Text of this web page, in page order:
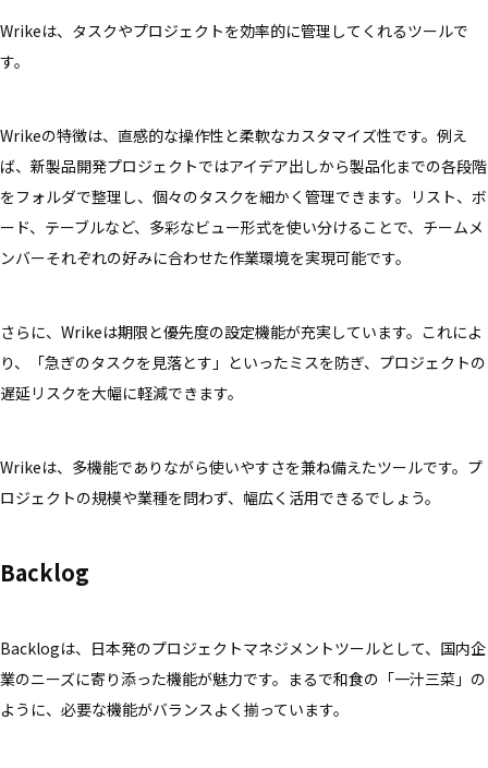
Wrikeは、タスクやプロジェクトを効率的に管理してくれるツールで
す。
Wrikeの特徴は、直感的な操作性と柔軟なカスタマイズ性です。例え
ば、新製品開発プロジェクトではアイデア出しから製品化までの各段階
をフォルダで整理し、個々のタスクを細かく管理できます。リスト、ボ
ード、テーブルなど、多彩なビュー形式を使い分けることで、チームメ
ンバーそれぞれの好みに合わせた作業環境を実現可能です。
さらに、Wrikeは期限と優先度の設定機能が充実しています。これによ
り、「急ぎのタスクを見落とす」といったミスを防ぎ、プロジェクトの
遅延リスクを大幅に軽減できます。
Wrikeは、多機能でありながら使いやすさを兼ね備えたツールです。プ
ロジェクトの規模や業種を問わず、幅広く活用できるでしょう。
Backlog
Backlogは、日本発のプロジェクトマネジメントツールとして、国内企
業のニーズに寄り添った機能が魅力です。まるで和食の「一汁三菜」の
ように、必要な機能がバランスよく揃っています。